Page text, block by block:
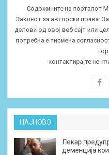
Содржините на порталот
Законот за авторски права.
делови од овој веб сајт или
потребна е писмена
контактирајте не:
НАЈНОВО
Лекар
деменција